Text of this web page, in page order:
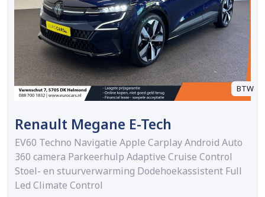
BTW
Renault Megane E-Tech
EV60 Techno Navigatie Apple Carplay Android Auto
360 camera Parkeerhulp Adaptive Cruise Control
Stoel- en stuurverwarming Dodehoekassistent Full
Led Climate Control